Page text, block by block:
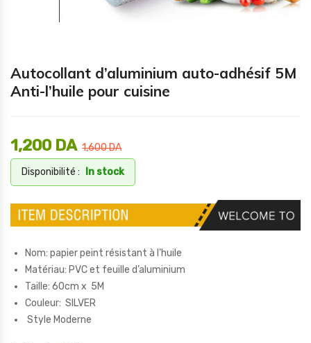
Autocollant d’aluminium auto-adhésif 5M
Anti-l’huile pour cuisine
1,600DA
1,200 DA
Disponibilité : In stock
Nom: papier peint résistant à l’huile
Matériau: PVC et feuille d’aluminium
Taille: 60cm x 5M
Couleur: SILVER
Style Moderne